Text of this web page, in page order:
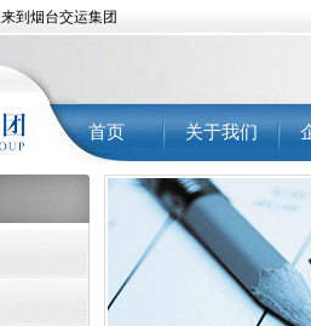
到烟台交运集团
首页 关于我们